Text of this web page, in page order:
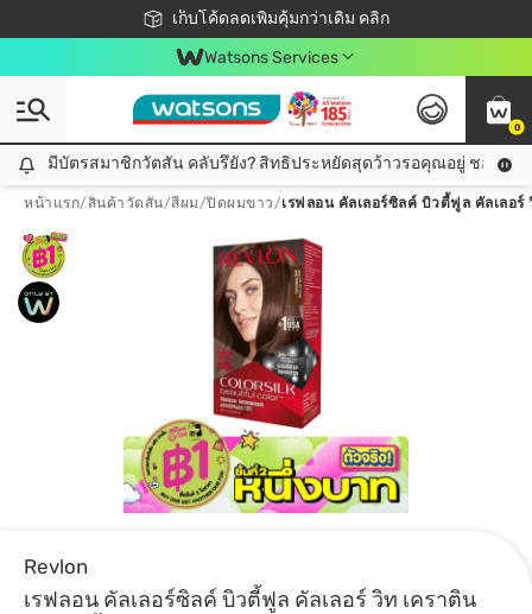
เก็บโค้ดลดเพิ่มคุ้มกว่าเดิม คลิก
ชอปออนไลน์ครั้งแรก ลดเพิ่มจุก ๆ 10%! 🎉
📦ส่งฟรี! เมื่อชอป 499฿
สมาชิกวัตสัน คลับดียังไง?
Watsons Services
0
มีบัตรสมาชิกวัตสัน คลับรึยัง? สิทธิประหยัดสุดว้าวรอคุณอยู่ ชอปคุ้มกว่าเดิม คลิก!
มีบัตรสมาชิกวัตสัน คลับรึยัง? สิทธิประหยัดสุดว้าวรอคุณอยู่ ชอปคุ้มก
หน้าแรก/สินค้าวัตสัน/สีผม/ปิดผมขาว/เรฟลอน คัลเลอร์ซิลค์ บิวตี้ฟูล คัลเลอ
Revlon
เรฟลอน คัลเลอร์ซิลค์ บิวตี้ฟูล คัลเลอร์ วิท เคราติน